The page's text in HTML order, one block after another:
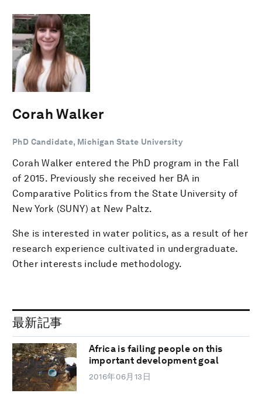
Corah Walker
PhD Candidate, Michigan State University
Corah Walker entered the PhD program in the Fall
of 2015. Previously she received her BA in
Comparative Politics from the State University of
New York (SUNY) at New Paltz.
She is interested in water politics, as a result of her
research experience cultivated in undergraduate.
Other interests include methodology.
最新記事
Africa is failing people on this
important development goal
2016年06月13日